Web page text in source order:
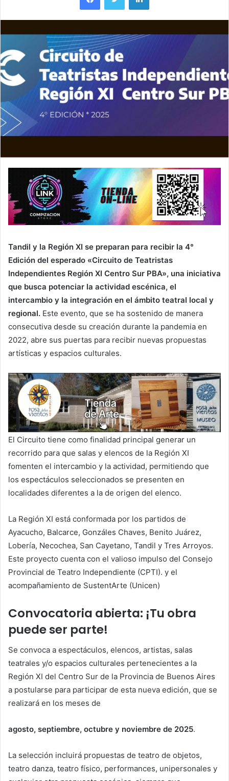
Tandil y la Región XI se preparan para recibir la 4°
Edición del esperado «Circuito de Teatristas
Independientes Región XI Centro Sur PBA», una iniciativa
que busca potenciar la actividad escénica, el
intercambio y la integración en el ámbito teatral local y
regional. Este evento, que se ha sostenido de manera
consecutiva desde su creación durante la pandemia en
2022, abre sus puertas para recibir nuevas propuestas
artísticas y espacios culturales.
El Circuito tiene como finalidad principal generar un
recorrido para que salas y elencos de la Región XI
fomenten el intercambio y la actividad, permitiendo que
los espectáculos seleccionados se presenten en
localidades diferentes a la de origen del elenco.
La Región XI está conformada por los partidos de
Ayacucho, Balcarce, Gonzáles Chaves, Benito Juárez,
Lobería, Necochea, San Cayetano, Tandil y Tres Arroyos.
Este proyecto cuenta con el valioso impulso del Consejo
Provincial de Teatro Independiente (CPTI). y el
acompañamiento de SustentArte (Unicen)
Convocatoria abierta: ¡Tu obra
puede ser parte!
Se convoca a espectáculos, elencos, artistas, salas
teatrales y/o espacios culturales pertenecientes a la
Región XI del Centro Sur de la Provincia de Buenos Aires
a postularse para participar de esta nueva edición, que se
realizará en los meses de
agosto, septiembre, octubre y noviembre de 2025.
La selección incluirá propuestas de teatro de objetos,
teatro danza, teatro físico, performances, unipersonales y